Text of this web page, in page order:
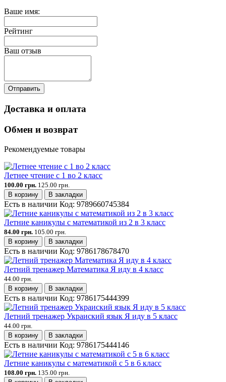
Ваше имя:
Рейтинг
Ваш отзыв
Отправить
Доставка и оплата
Обмен и возврат
Рекомендуемые товары
Летнее чтение с 1 во 2 класс
100.00 грн. 125.00 грн.
В корзину
В закладки
Есть в наличии Код: 9789660745384
Летние каникулы с математикой из 2 в 3 класс
84.00 грн. 105.00 грн.
В корзину
В закладки
Есть в наличии Код: 9786178678470
Летний тренажер Математика Я иду в 4 класс
44.00 грн.
В корзину
В закладки
Есть в наличии Код: 9786175444399
Летний тренажер Украиский язык Я иду в 5 класс
44.00 грн.
В корзину
В закладки
Есть в наличии Код: 9786175444146
Летние каникулы с математикой с 5 в 6 класс
108.00 грн. 135.00 грн.